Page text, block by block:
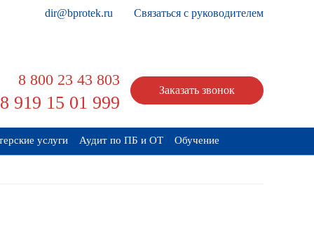
dir@bprotek.ru Связаться с руководителем
8 800 23 43 803
8 919 15 01 999
Заказать звонок
услуги Аудит по ПБ и ОТ Обучение